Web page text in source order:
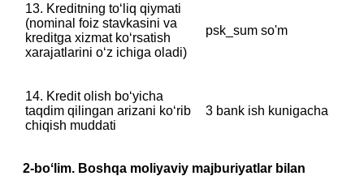
13. Kreditning toʻliq qiymati
‎(nominal foiz stavkasini va
kreditga xizmat koʻrsatish
xarajatlarini oʻz ichiga oladi)
psk_sum so'm
14. Kredit olish boʻyicha
taqdim qilingan arizani koʻrib
chiqish muddati
3 bank ish kunigacha
2-boʻlim. Boshqa moliyaviy majburiyatlar bilan